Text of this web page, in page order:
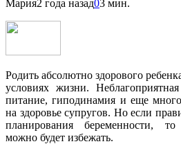
Мария2 года назад03 мин.
Родить абсолютно здорового
условиях жизни.
питание, гиподинамия и еще
на здоровье супругов. Но если
планирования беременности,
можно будет избежать.